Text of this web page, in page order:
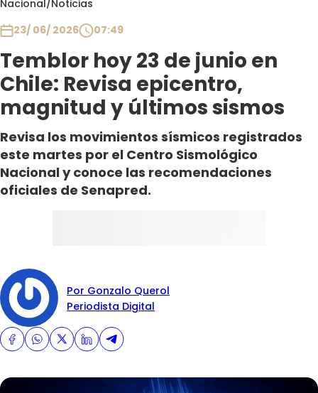
Nacional/Noticias
23/ 06/ 2026
07:49
Temblor hoy 23 de junio en
Chile: Revisa epicentro,
magnitud y últimos sismos
Revisa los movimientos sísmicos registrados
este martes por el Centro Sismológico
Nacional y conoce las recomendaciones
oficiales de Senapred.
Por Gonzalo Querol
Periodista Digital
Club De La Comedia
Contigo en Directo
Plan Perfecto
El Tiempo
Sabingo
Todos Los Programas